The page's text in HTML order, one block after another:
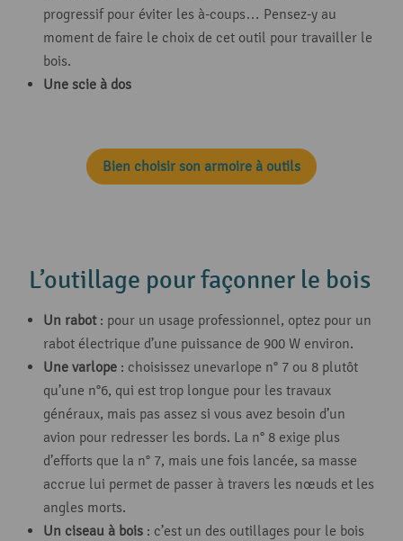
progressif pour éviter les à-coups… Pensez-y au
moment de faire le choix de cet outil pour travailler le
bois.
Une scie à dos
Bien choisir son armoire à outils
L’outillage pour façonner le bois
Un rabot: pour un usage professionnel, optez pour un
rabot électrique d’une puissance de 900 W environ.
Une varlope : choisissez unevarlope n° 7 ou 8 plutôt
qu’une n°6, qui est trop longue pour les travaux
généraux, mais pas assez si vous avez besoin d’un
avion pour redresser les bords. La n° 8 exige plus
d’efforts que la n° 7, mais une fois lancée, sa masse
accrue lui permet de passer à travers les nœuds et les
angles morts.
Un ciseau à bois : c’est un des outillages pour le bois